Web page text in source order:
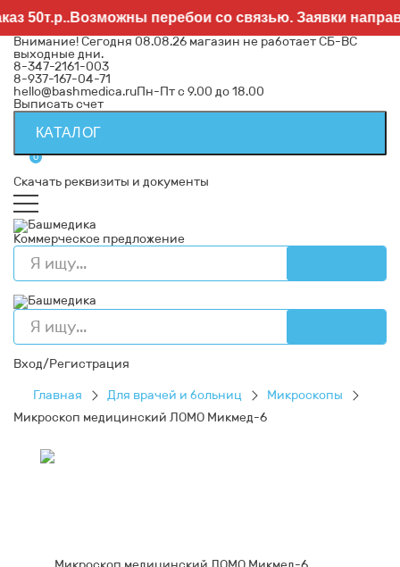
перебои со связью. Заявки
Внимание! Сегодня 08.08.26 магазин не работает СБ-ВС
выходные дни.
8-347-2161-003
8-937-167-04-71
hello@bashmedica.ruПн-Пт с 9.00 до 18.00
Выписать счет
КАТАЛОГ
0
Скачать реквизиты и документы
Коммерческое предложение
Вход/Регистрация
Главная Для врачей и больниц
Микроскопы
Микроскоп медицинский ЛОМО Микмед-6